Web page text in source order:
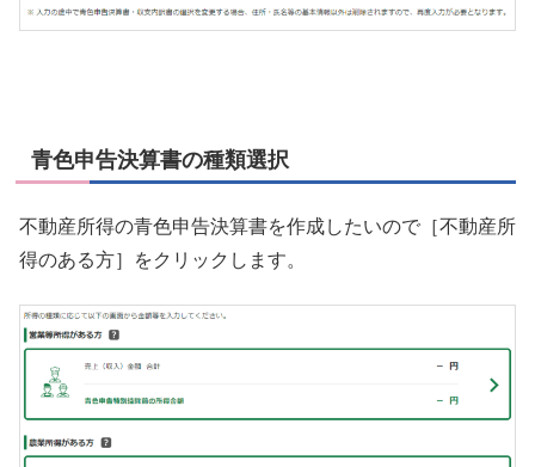
青色申告決算書の種類選択
不動産所得の青色申告決算書を作成したいので［不動産所
得のある方］をクリックします。